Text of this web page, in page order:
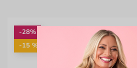
-28%
-15 %: KAB15